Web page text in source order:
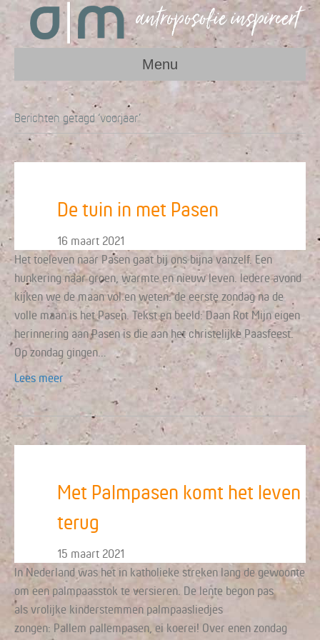
Menu
Berichten getagd ‘voorjaar’
De tuin in met Pasen
16 maart 2021
Het toeleven naar Pasen gaat bij ons bijna vanzelf. Een
hunkering naar groen, warmte en nieuw leven. Iedere avond
kijken we de maan vol en weten: de eerste zondag na de
volle maan is het Pasen. Tekst en beeld: Daan Rot Mijn eigen
herinnering aan Pasen is die aan het christelijke Paasfeest.
Op zondag gingen…
Lees meer
Met Palmpasen komt het leven
terug
15 maart 2021
In Nederland was het in katholieke streken lang de gewoonte
om een palmpaasstok te versieren. De lente begon pas
als vrolijke kinderstemmen palmpaasliedjes
zongen: Pallem pallempasen, ei koerei! Over enen zondag